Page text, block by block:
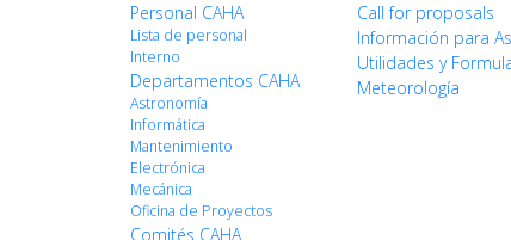
Personal CAHA
Lista de personal
Interno
Departamentos CAHA
Astronomía
Informática
Mantenimiento
Electrónica
Mecánica
Oficina de Proyectos
Comités CAHA
Call for proposals
Información para
Utilidades y
Meteorología